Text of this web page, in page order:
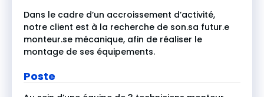
Dans le cadre d’un accroissement d’activité,
notre client est à la recherche de son.sa futur.e
monteur.se mécanique, afin de réaliser le
montage de ses équipements.
Poste